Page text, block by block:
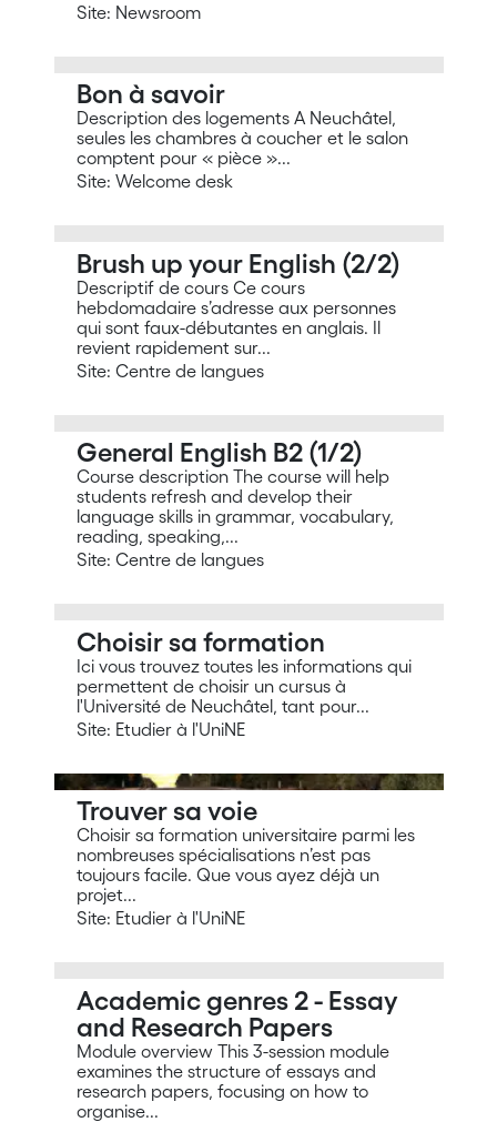
Site: Newsroom
Bon à savoir
Description des logements A Neuchâtel,
seules les chambres à coucher et le salon
comptent pour « pièce »...
Site: Welcome desk
Brush up your English (2/2)
Descriptif de cours Ce cours
hebdomadaire s’adresse aux personnes
qui sont faux-débutantes en anglais. Il
revient rapidement sur...
Site: Centre de langues
General English B2 (1/2)
Course description The course will help
students refresh and develop their
language skills in grammar, vocabulary,
reading, speaking,...
Site: Centre de langues
Choisir sa formation
Ici vous trouvez toutes les informations qui
permettent de choisir un cursus à
l'Université de Neuchâtel, tant pour...
Site: Etudier à l'UniNE
Trouver sa voie
Choisir sa formation universitaire parmi les
nombreuses spécialisations n’est pas
toujours facile. Que vous ayez déjà un
projet...
Site: Etudier à l'UniNE
Academic genres 2 - Essay
and Research Papers
Module overview This 3-session module
examines the structure of essays and
research papers, focusing on how to
organise...